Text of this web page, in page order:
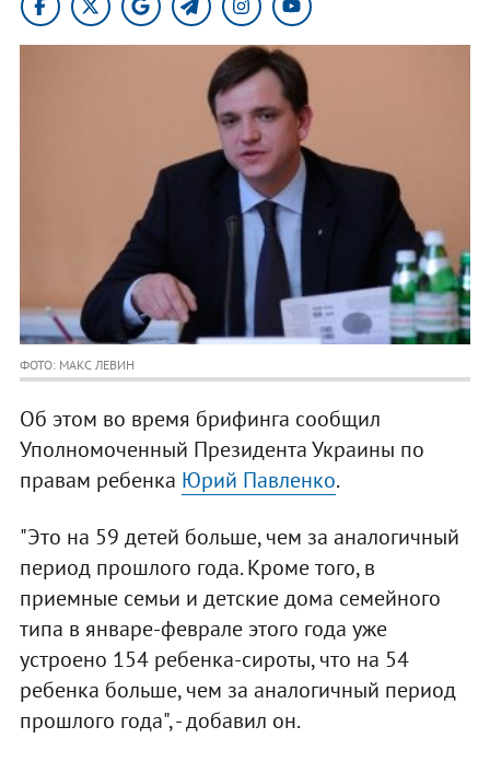
ФОТО: МАКС ЛЕВИН
Об этом во время брифинга сообщил
Уполномоченный Президента Украины по
правам ребенка Юрий Павленко.
"Это на 59 детей больше, чем за аналогичный
период прошлого года. Кроме того, в
приемные семьи и детские дома семейного
типа в январе-феврале этого года уже
устроено 154 ребенка-сироты, что на 54
ребенка больше, чем за аналогичный период
прошлого года", - добавил он.